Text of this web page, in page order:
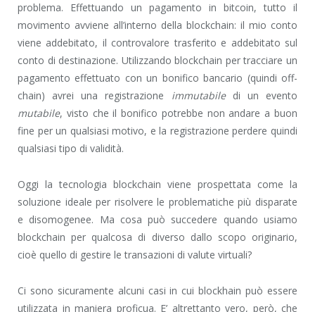
problema. Effettuando un pagamento in bitcoin, tutto il
movimento avviene all’interno della blockchain: il mio conto
viene addebitato, il controvalore trasferito e addebitato sul
conto di destinazione. Utilizzando blockchain per tracciare un
pagamento effettuato con un bonifico bancario (quindi off-
chain) avrei una registrazione immutabiledi un evento
mutabile, visto che il bonifico potrebbe non andare a buon
fine per un qualsiasi motivo, e la registrazione perdere quindi
qualsiasi tipo di validità.
Oggi la tecnologia blockchain viene prospettata come la
soluzione ideale per risolvere le problematiche più disparate
e disomogenee. Ma cosa può succedere quando usiamo
blockchain per qualcosa di diverso dallo scopo originario,
cioè quello di gestire le transazioni di valute virtuali?
Ci sono sicuramente alcuni casi in cui blockhain può essere
utilizzata in maniera proficua. E’ altrettanto vero, però, che